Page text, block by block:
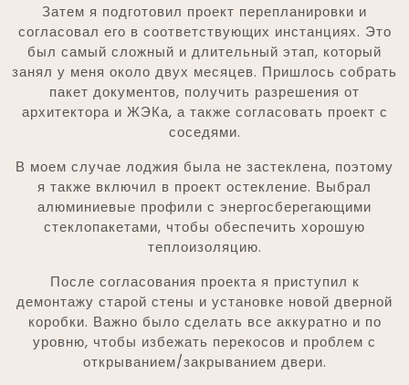
Затем я подготовил проект перепланировки и
согласовал его в соответствующих инстанциях. Это
был самый сложный и длительный этап, который
занял у меня около двух месяцев. Пришлось собрать
пакет документов, получить разрешения от
архитектора и ЖЭКа, а также согласовать проект с
соседями.
В моем случае лоджия была не застеклена, поэтому
я также включил в проект остекление. Выбрал
алюминиевые профили с энергосберегающими
стеклопакетами, чтобы обеспечить хорошую
теплоизоляцию.
После согласования проекта я приступил к
демонтажу старой стены и установке новой дверной
коробки. Важно было сделать все аккуратно и по
уровню, чтобы избежать перекосов и проблем с
открыванием/закрыванием двери.